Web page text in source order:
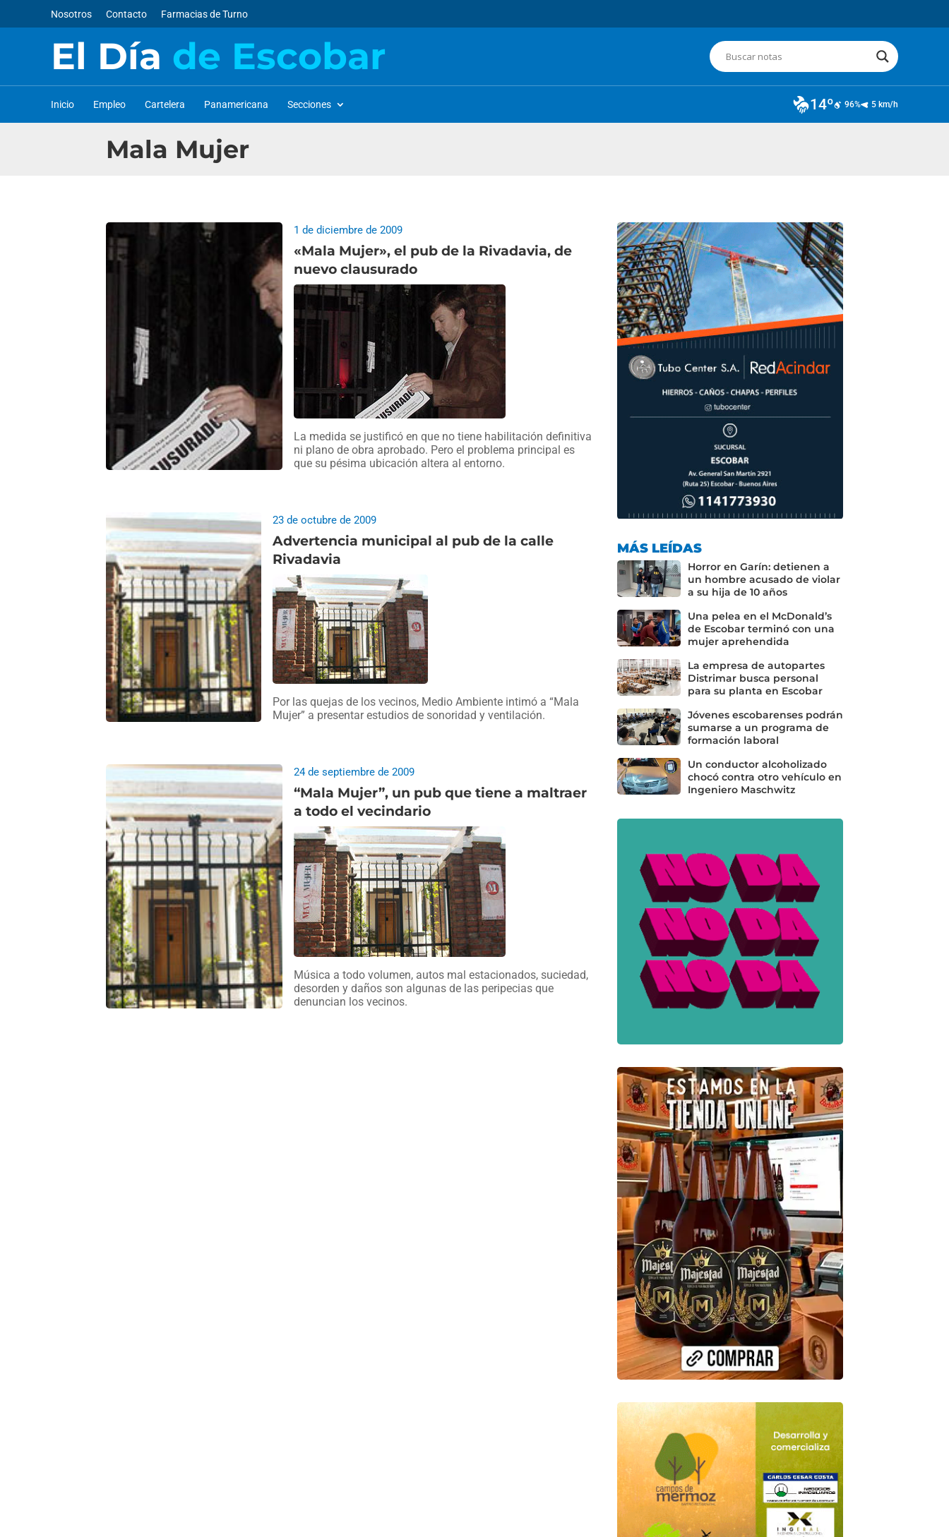
Nosotros Contacto Farmacias de Turno
El Día de Escobar
Inicio Empleo Cartelera Panamericana Secciones 14º 96% 5 km/h
Mala Mujer
«Mala Mujer», el pub de la Rivadavia, de
nuevo clausurado
1 de diciembre de 2009
La medida se justificó en que no tiene habilitación definitiva
ni plano de obra aprobado. Pero el problema principal es
que su pésima ubicación altera al entorno.
Advertencia municipal al pub de la calle
Rivadavia
23 de octubre de 2009
Por las quejas de los vecinos, Medio Ambiente intimó a “Mala
Mujer” a presentar estudios de sonoridad y ventilación.
“Mala Mujer”, un pub que tiene a maltraer
a todo el vecindario
24 de septiembre de 2009
Música a todo volumen, autos mal estacionados, suciedad,
desorden y daños son algunas de las peripecias que
denuncian los vecinos.
MÁS LEÍDAS
Horror en Garín: detienen a
un hombre acusado de violar
a su hija de 10 años
Una pelea en el McDonald’s
de Escobar terminó con una
mujer aprehendida
La empresa de autopartes
Distrimar busca personal
para su planta en Escobar
Jóvenes escobarenses podrán
sumarse a un programa de
formación laboral
Un conductor alcoholizado
chocó contra otro vehículo en
Ingeniero Maschwitz